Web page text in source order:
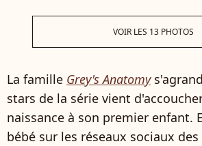
VOIR LES 13 PHOTOS
La famille Grey's Anatomy
stars de la série vient
naissance à son premier enfant.
bébé sur les réseaux sociaux